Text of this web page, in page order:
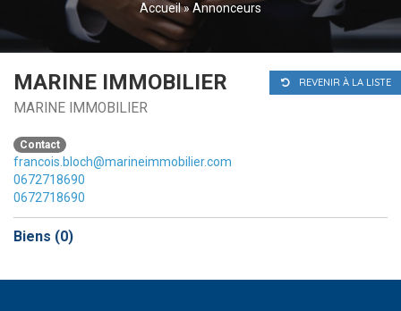
Accueil»Annonceurs
REVENIR À LA LISTE
MARINE IMMOBILIER
MARINE IMMOBILIER
Contact
francois.bloch@marineimmobilier.com
0672718690
0672718690
Biens (0)